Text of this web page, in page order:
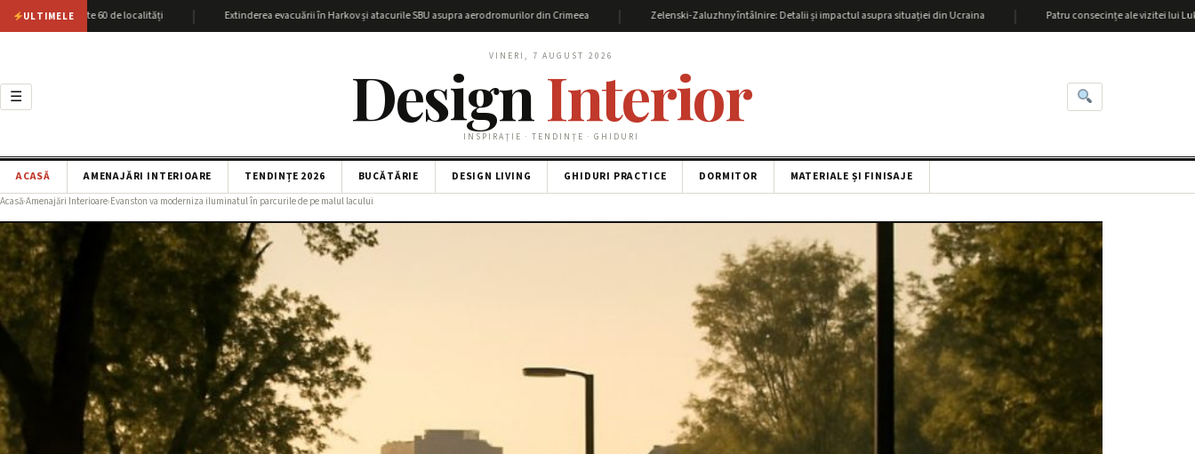
ULTIMELE
cu peste 60 de localități | Extinderea evacuării în Harkov și atacurile SBU asupra aerodromurilor din Crimeea | Zelenski-Zaluzhny întâlnire: Detalii și impactul asupra situației din Ucraina | Patru consecințe ale vizitei lui Lukașenka la
☰
VINERI, 7 AUGUST 2026
DesignInterior
INSPIRAȚIE · TENDINȚE · GHIDURI
ACASĂ AMENAJĂRI INTERIOARE TENDINȚE 2026 BUCĂTĂRIE DESIGN LIVING GHIDURI PRACTICE DORMITOR MATERIALE ȘI FINISAJE
Acasă›Amenajări Interioare›Evanston va moderniza iluminatul în parcurile de pe malul lacului